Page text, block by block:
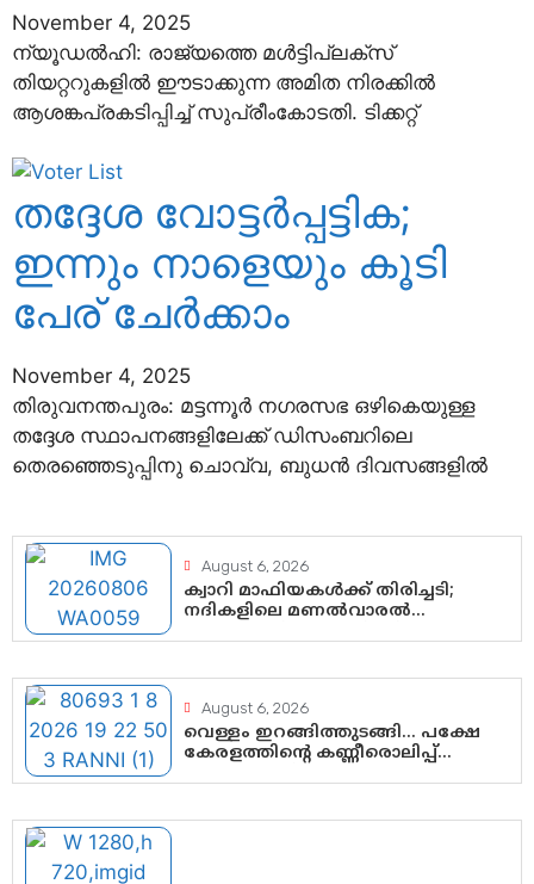
November 4, 2025
ന്യൂഡല്‍ഹി: രാജ്യത്തെ മള്‍ട്ടിപ്ലക്‌സ്
തിയറ്ററുകളില്‍ ഈടാക്കുന്ന അമിത നിരക്കില്‍
ആശങ്കപ്രകടിപ്പിച്ച് സുപ്രീംകോടതി. ടിക്കറ്റ്
തദ്ദേശ വോട്ടർപ്പട്ടിക;
ഇന്നും നാളെയും കൂടി
പേര് ചേർക്കാം
November 4, 2025
തിരുവനന്തപുരം: മട്ടന്നൂർ ന​ഗരസഭ ഒഴികെയുള്ള
തദ്ദേശ സ്ഥാപനങ്ങളിലേക്ക് ഡിസംബറിലെ
തെരഞ്ഞെടുപ്പിനു ചൊവ്വ, ബുധൻ ദിവസങ്ങളിൽ
August 6, 2026
ക്വാറി മാഫിയകൾക്ക് തിരിച്ചടി;
നദികളിലെ മണൽവാരൽ
August 6, 2026
വെള്ളം ഇറങ്ങിത്തുടങ്ങി… പക്ഷേ
കേരളത്തിന്റെ കണ്ണീരൊലിപ്പ്